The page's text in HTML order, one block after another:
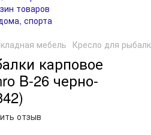
мебель Кресло для
карповое
B-26 черно-
отзыв